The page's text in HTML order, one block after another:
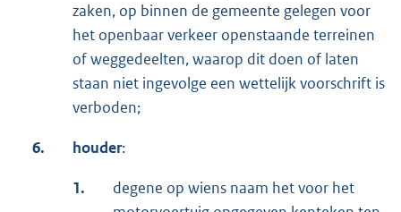
zaken, op binnen de gemeente gelegen voor
het openbaar verkeer openstaande terreinen
of weggedeelten, waarop dit doen of laten
staan niet ingevolge een wettelijk voorschrift is
verboden;
6. houder:
1.
degene op wiens naam het voor het